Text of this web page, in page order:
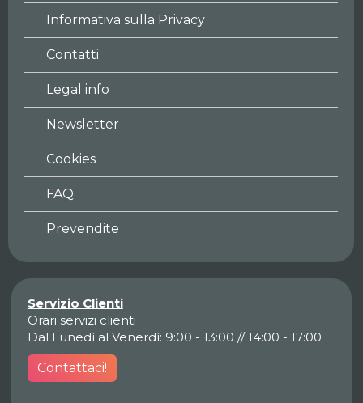
Informativa sulla Privacy
Contatti
Legal info
Newsletter
Cookies
FAQ
Prevendite
Servizio Clienti
Orari servizi clienti
Dal Lunedì al Venerdì: 9:00 - 13:00 // 14:00 - 17:00
Contattaci!